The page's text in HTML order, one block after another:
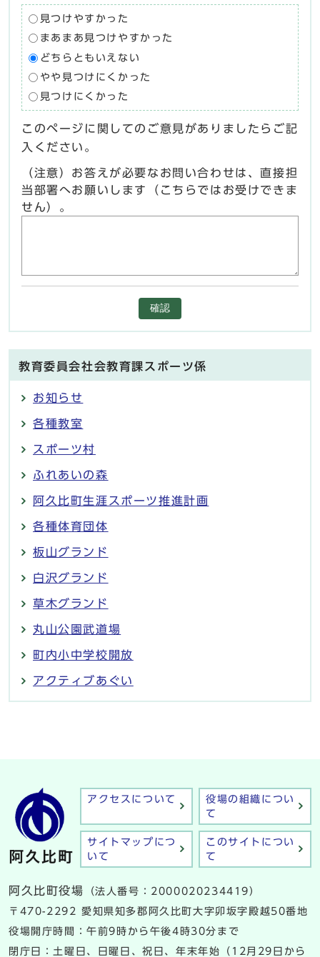
見つけやすかった
まあまあ見つけやすかった
どちらともいえない
やや見つけにくかった
見つけにくかった
このページに関してのご意見がありましたらご記
入ください。
（注意）お答えが必要なお問い合わせは、直接担
当部署へお願いします（こちらではお受けできま
せん）。
確認
教育委員会社会教育課スポーツ係
お知らせ
各種教室
スポーツ村
ふれあいの森
阿久比町生涯スポーツ推進計画
各種体育団体
板山グランド
白沢グランド
草木グランド
丸山公園武道場
町内小中学校開放
アクティブあぐい
アクセスについて
役場の組織につい
て
サイトマップにつ
いて
このサイトについ
て
阿久比町役場
（法人番号：2000020234419）
〒470-2292 愛知県知多郡阿久比町大字卯坂字殿越50番地
役場開庁時間：午前9時から午後4時30分まで
閉庁日：土曜日、日曜日、祝日、年末年始（12月29日から